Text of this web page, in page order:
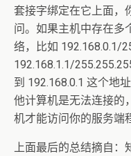
套接字绑定在它上面，
问。如果主机中存在多
络，比如 192.168.0.1/
192.168.1.1/
到 192.168.0.1 这个地
他计算机是无法连接的
机才能访问你的服务端
上面最后的总结摘自：